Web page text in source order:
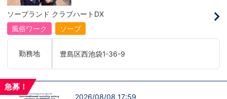
倒的に多いです。「ちょっと求めてる人物
像と自分は違うかも…？」と思う方もいる
と思います。ですが、よく考えてくださ
い。全てが当てはまる人の方が少ないと思
分なんです。まずは応募して、面接時にあ
なたの想いを聞かせてください。その後、
私たちの想いを説明させていただきます。
と思います。ご応募お待ちしておりま
神】を持っている方を求めています。さら
に！『ハピネスグループは、店舗数が増え
ます！！』つまり…【店長/幹部】の空き
枠があるってことです。実際に働いてみ
職者になれない(´;ω;｀)なんて経験はあり
ませんか？？当グループは年功序列ではな
く実力主義です。頑張り次第でいくらでも
のある方には必要な席をしっかりご用意で
ソープランド クラブハートDX
風俗ワーク
ソープ
勤務地 豊島区西池袋1-36-9
急募！
2026/08/08 17:59